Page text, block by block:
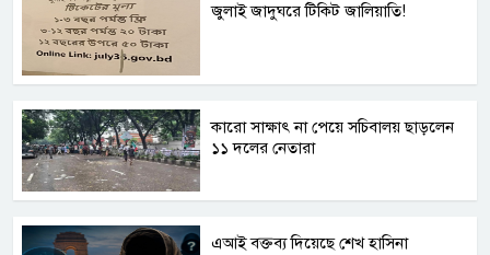
জুলাই জাদুঘরে টিকিট জালিয়াতি!
কারো সাক্ষাৎ না পেয়ে সচিবালয় ছাড়লেন
১১ দলের নেতারা
এআই বক্তব্য দিয়েছে শেখ হাসিনা